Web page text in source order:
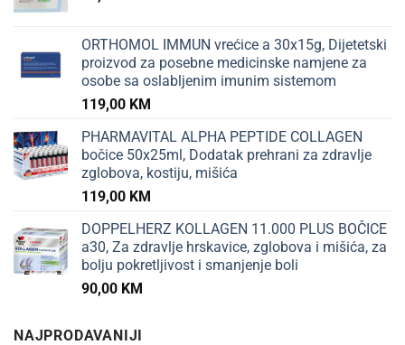
ORTHOMOL IMMUN vrećice a 30x15g, Dijetetski
proizvod za posebne medicinske namjene za
osobe sa oslabljenim imunim sistemom
119,00 KM
PHARMAVITAL ALPHA PEPTIDE COLLAGEN
bočice 50x25ml, Dodatak prehrani za zdravlje
zglobova, kostiju, mišića
119,00 KM
DOPPELHERZ KOLLAGEN 11.000 PLUS BOČICE
a30, Za zdravlje hrskavice, zglobova i mišića, za
bolju pokretljivost i smanjenje boli
90,00 KM
NAJPRODAVANIJI